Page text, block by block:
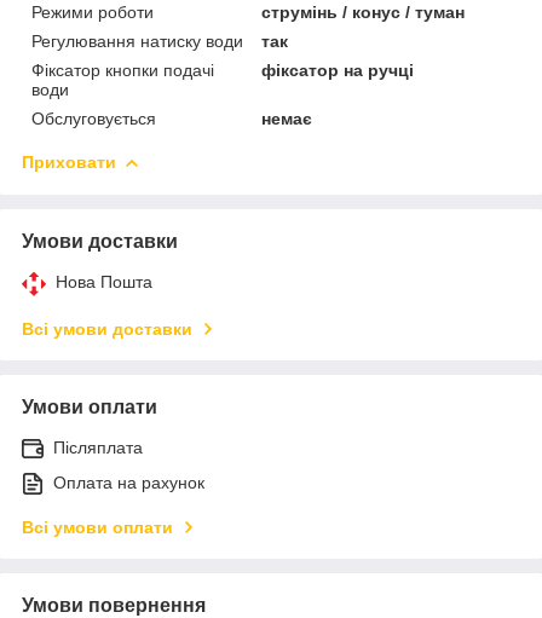
Режими роботи
струмінь / конус / туман
Регулювання натиску води
так
Фіксатор кнопки подачі
води
фіксатор на ручці
Обслуговується немає
Приховати
Умови доставки
Нова Пошта
Всі умови доставки
Умови оплати
Післяплата
Оплата на рахунок
Всі умови оплати
Умови повернення